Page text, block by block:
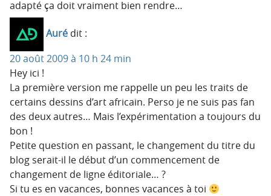
adapté ça doit vraiment bien rendre…
Auré dit :
20 août 2009 à 10 h 24 min
Hey ici !
La première version me rappelle un peu les traits de
certains dessins d’art africain. Perso je ne suis pas fan
des deux autres… Mais l’expérimentation a toujours du
bon !
Petite question en passant, le changement du titre du
blog serait-il le début d’un commencement de
changement de ligne éditoriale… ?
Si tu es en vacances, bonnes vacances à toi